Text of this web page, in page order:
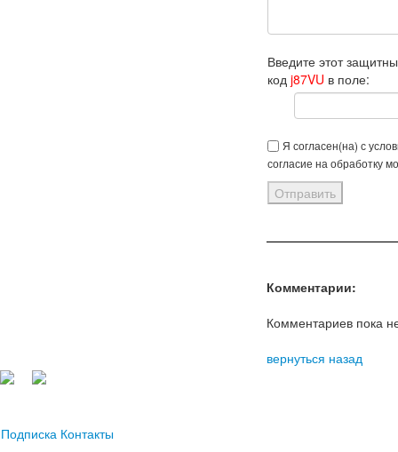
Введите этот
код j87VU в поле:
Я согласен(на) с
согласие на обработку
Комментарии:
Комментариев пока
вернуться назад
Подписка Контакты